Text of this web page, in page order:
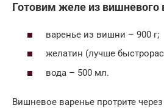
Готовим желе из вишневого
варенье из вишни – 900 г;
желатин (лучше
вода – 500 мл.
Вишневое варенье протрите